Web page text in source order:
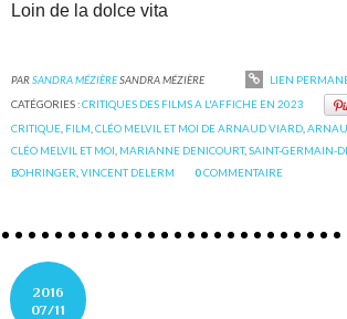
Loin de la dolce vita
PARSANDRA MÉZIÈRESANDRA MÉZIÈRE LIEN
CATÉGORIES :CRITIQUES DES FILMS A L'AFFICHE EN 2023
CRITIQUE FILM ,CLÉO MELVIL ET MOI DE ARNAUD VIARD ,
CLÉO MELVIL ET MOI MARIANNE DENICOURT,SAINT-GERMAIN-
BOHRINGER ,VINCENT DELERM 0COMMENTAIRE
2016
07/11